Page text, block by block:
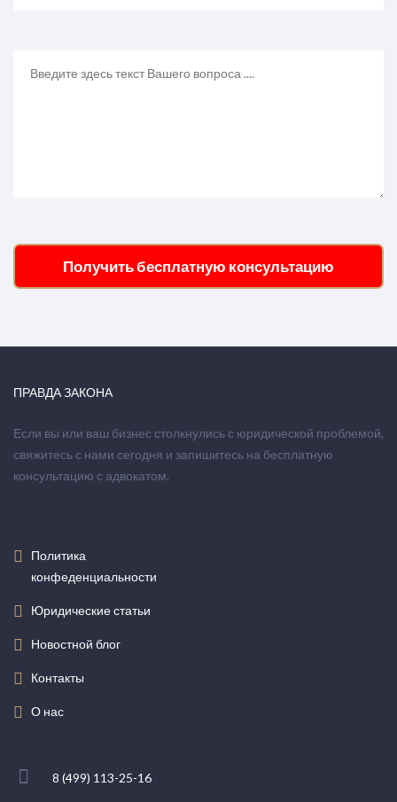
Получить бесплатную консультацию
ПРАВДА ЗАКОНА
Если вы или ваш бизнес столкнулись с юридической проблемой,
свяжитесь с нами сегодня и запишитесь на бесплатную
консультацию с адвокатом.
Политика
конфеденциальности
Юридические статьи
Новостной блог
Контакты
О нас
8 (499) 113-25-16